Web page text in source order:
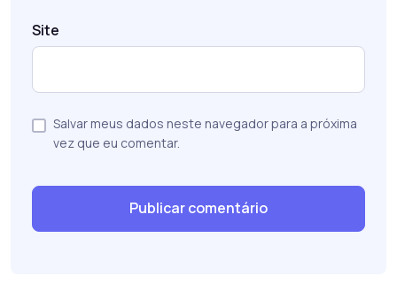
Site
Salvar meus dados neste navegador para a próxima
vez que eu comentar.